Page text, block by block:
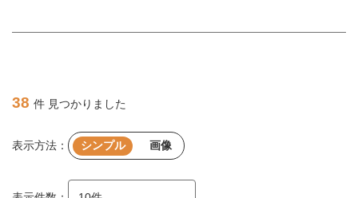
38 件 見つかりました
表示方法： シンプル 画像